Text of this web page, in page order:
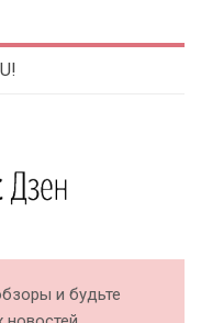
и будьте